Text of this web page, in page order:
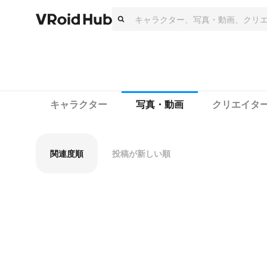
キャラクター 写真・動画 クリエイタ
関連度順 投稿が新しい順